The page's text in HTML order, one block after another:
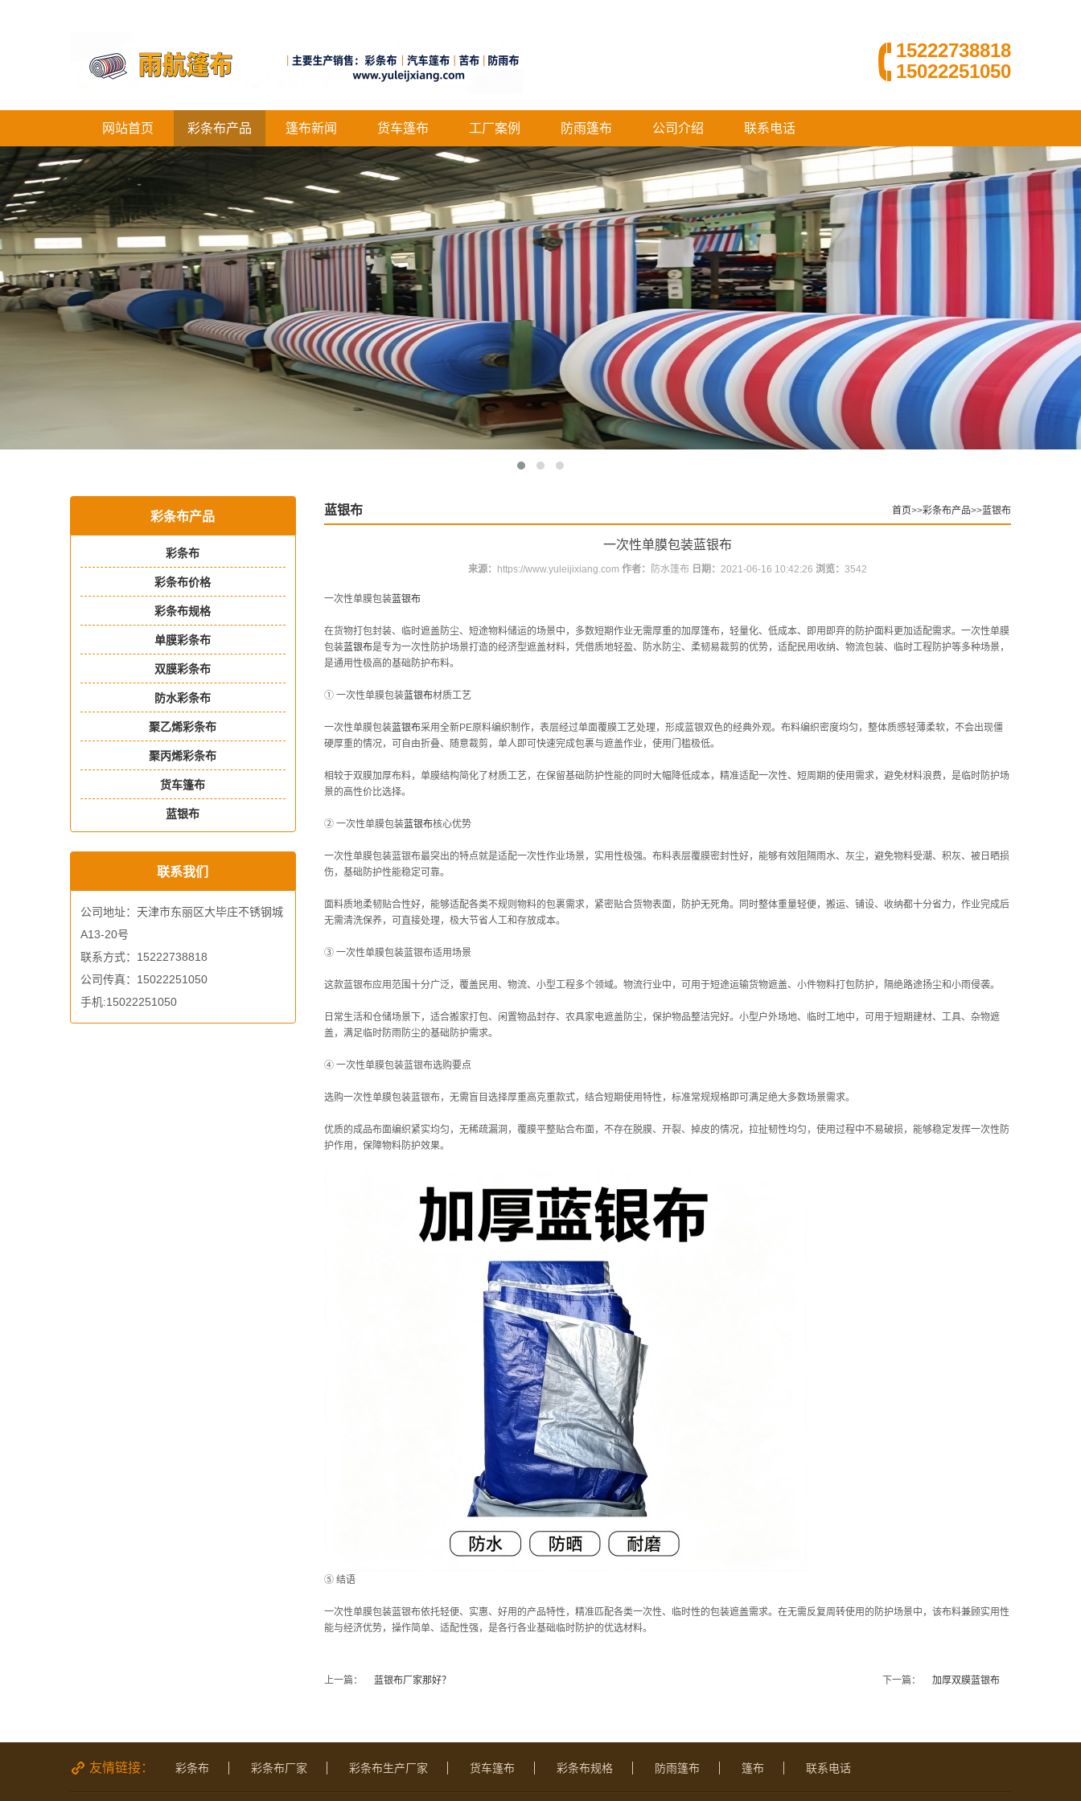
15222738818
15022251050
网站首页 彩条布产品 篷布新闻 货车篷布 工厂案例 防雨篷布 公司介绍 联系电话
彩条布产品
彩条布
彩条布价格
彩条布规格
单膜彩条布
双膜彩条布
防水彩条布
聚乙烯彩条布
聚丙烯彩条布
货车篷布
蓝银布
联系我们
公司地址：天津市东丽区大毕庄不锈钢城
A13-20号
联系方式：15222738818
公司传真：15022251050
手机:15022251050
蓝银布 首页>>彩条布产品>>蓝银布
一次性单膜包装蓝银布
来源： https://www.yuleijixiang.com 作者： 防水篷布 日期： 2021-06-16 10:42:26 浏览： 3542
一次性单膜包装蓝银布
在货物打包封装、临时遮盖防尘、短途物料储运的场景中，多数短期作业无需厚重的加厚篷布，轻量化、低成本、即用即弃的防护面料更加适配需求。一次性单膜
包装蓝银布是专为一次性防护场景打造的经济型遮盖材料，凭借质地轻盈、防水防尘、柔韧易裁剪的优势，适配民用收纳、物流包装、临时工程防护等多种场景，
是通用性极高的基础防护布料。
① 一次性单膜包装蓝银布材质工艺
一次性单膜包装蓝银布采用全新PE原料编织制作，表层经过单面覆膜工艺处理，形成蓝银双色的经典外观。布料编织密度均匀，整体质感轻薄柔软，不会出现僵
硬厚重的情况，可自由折叠、随意裁剪，单人即可快速完成包裹与遮盖作业，使用门槛极低。
相较于双膜加厚布料，单膜结构简化了材质工艺，在保留基础防护性能的同时大幅降低成本，精准适配一次性、短周期的使用需求，避免材料浪费，是临时防护场
景的高性价比选择。
② 一次性单膜包装蓝银布核心优势
一次性单膜包装蓝银布最突出的特点就是适配一次性作业场景，实用性极强。布料表层覆膜密封性好，能够有效阻隔雨水、灰尘，避免物料受潮、积灰、被日晒损
伤，基础防护性能稳定可靠。
面料质地柔韧贴合性好，能够适配各类不规则物料的包裹需求，紧密贴合货物表面，防护无死角。同时整体重量轻便，搬运、铺设、收纳都十分省力，作业完成后
无需清洗保养，可直接处理，极大节省人工和存放成本。
③ 一次性单膜包装蓝银布适用场景
这款蓝银布应用范围十分广泛，覆盖民用、物流、小型工程多个领域。物流行业中，可用于短途运输货物遮盖、小件物料打包防护，隔绝路途扬尘和小雨侵袭。
日常生活和仓储场景下，适合搬家打包、闲置物品封存、农具家电遮盖防尘，保护物品整洁完好。小型户外场地、临时工地中，可用于短期建材、工具、杂物遮
盖，满足临时防雨防尘的基础防护需求。
④ 一次性单膜包装蓝银布选购要点
选购一次性单膜包装蓝银布，无需盲目选择厚重高克重款式，结合短期使用特性，标准常规规格即可满足绝大多数场景需求。
优质的成品布面编织紧实均匀，无稀疏漏洞，覆膜平整贴合布面，不存在脱膜、开裂、掉皮的情况，拉扯韧性均匀，使用过程中不易破损，能够稳定发挥一次性防
护作用，保障物料防护效果。
⑤ 结语
一次性单膜包装蓝银布依托轻便、实惠、好用的产品特性，精准匹配各类一次性、临时性的包装遮盖需求。在无需反复周转使用的防护场景中，该布料兼顾实用性
能与经济优势，操作简单、适配性强，是各行各业基础临时防护的优选材料。
上一篇： 蓝银布厂家那好？ 下一篇： 加厚双膜蓝银布
友情链接： 彩条布 彩条布厂家 彩条布生产厂家 货车篷布 彩条布规格 防雨篷布 篷布 联系电话